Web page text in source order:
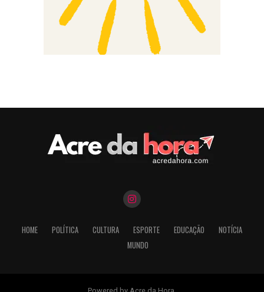
HOME POLÍTICA CULTURA ESPORTE EDUCAÇÃO
NOTÍCIA
MUNDO